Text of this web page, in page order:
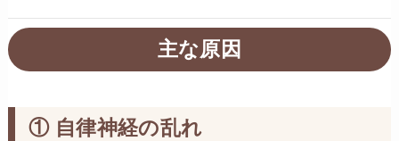
主な原因
① 自律神経の乱れ